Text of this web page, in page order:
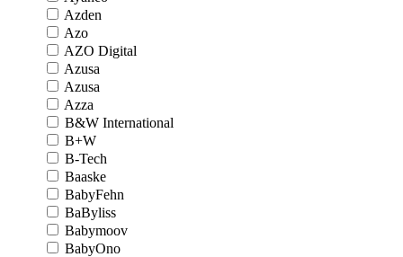
Azden
Azo
AZO Digital
Azusa
Azusa
Azza
B&W International
B+W
B-Tech
Baaske
BabyFehn
BaByliss
Babymoov
BabyOno